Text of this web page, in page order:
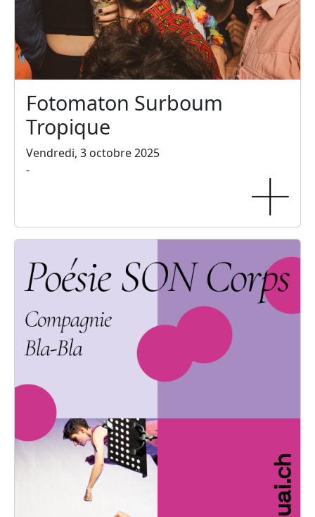
Fotomaton Surboum
Tropique
Vendredi, 3 octobre 2025
-